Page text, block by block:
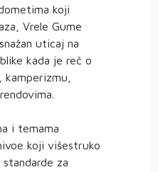
koji
Vrele Gume
uticaj na
kada je reč o
i temama
koji višestruko
za